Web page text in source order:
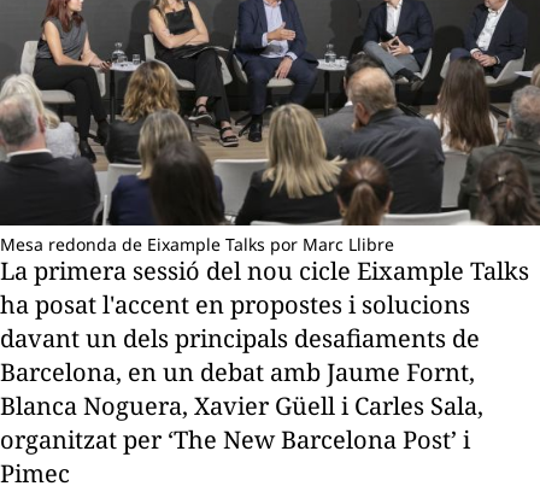
Mesa redonda de Eixample Talks por Marc Llibre
La primera sessió del nou cicle Eixample Talks
ha posat l'accent en propostes i solucions
davant un dels principals desafiaments de
Barcelona, en un debat amb Jaume Fornt,
Blanca Noguera, Xavier Güell i Carles Sala,
organitzat per ‘The New Barcelona Post’ i
Pimec